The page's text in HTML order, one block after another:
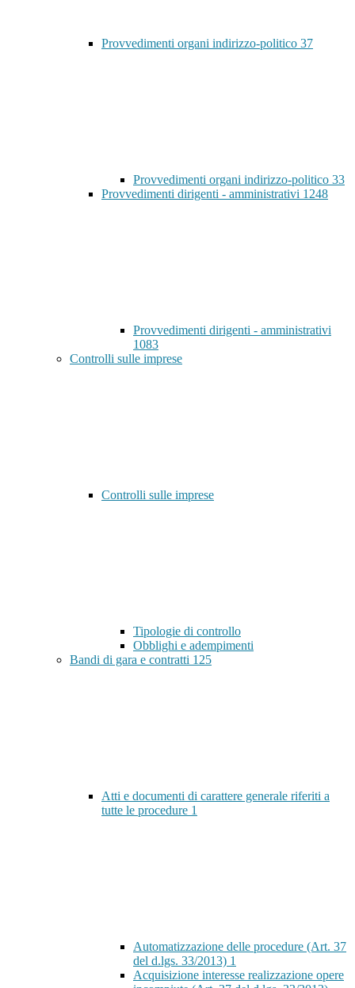
Provvedimenti organi indirizzo-politico 37
Provvedimenti organi indirizzo-politico 33
Provvedimenti dirigenti - amministrativi 1248
Provvedimenti dirigenti - amministrativi
1083
Controlli sulle imprese
Controlli sulle imprese
Tipologie di controllo
Obblighi e adempimenti
Bandi di gara e contratti 125
Atti e documenti di carattere generale riferiti a
tutte le procedure 1
Automatizzazione delle procedure (Art. 37
del d.lgs. 33/2013) 1
Acquisizione interesse realizzazione opere